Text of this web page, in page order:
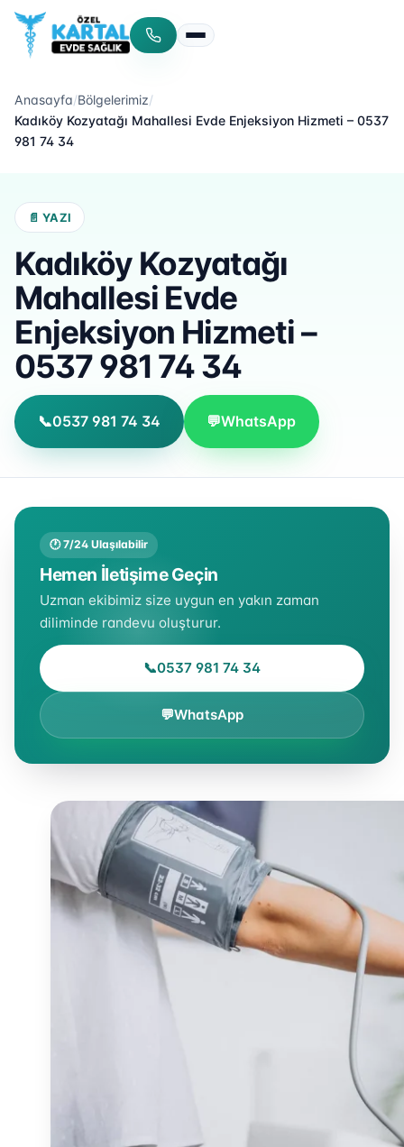
Menüyü aç/kapat
Anasayfa/Bölgelerimiz/
Kadıköy Kozyatağı Mahallesi Evde Enjeksiyon Hizmeti – 0537
981 74 34
📄 YAZI
Kadıköy Kozyatağı
Mahallesi Evde
Enjeksiyon Hizmeti –
0537 981 74 34
📞0537 981 74 34 💬WhatsApp
🕐 7/24 Ulaşılabilir
Hemen İletişime Geçin
Uzman ekibimiz size uygun en yakın zaman
diliminde randevu oluşturur.
📞0537 981 74 34
💬WhatsApp